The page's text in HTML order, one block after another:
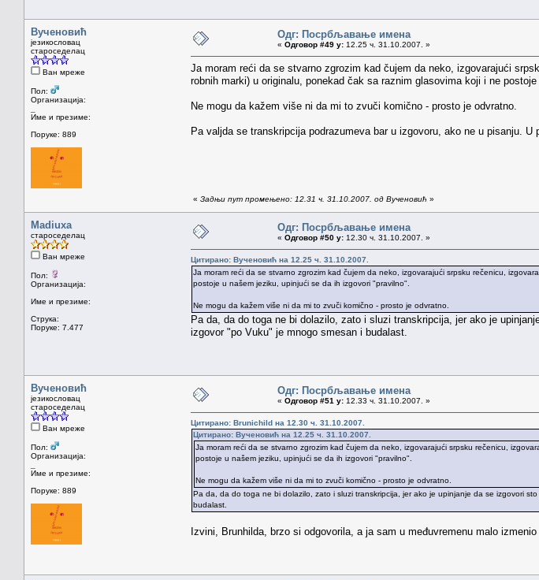
Вученовић
језикословац
староседелац
Ван мреже
Пол:
Организација:
Име и презиме:
Поруке: 889
Одг: Посрбљавање имена
« Одговор #49 у: 12.25 ч. 31.10.2007. »
Ja moram reći da se stvarno zgrozim kad čujem da neko, izgovarajući
robnih marki) u originalu, ponekad čak sa raznim glasovima koji i ne
Ne mogu da kažem više ni da mi to zvuči komično - prosto je odvratno.
Pa valjda se transkripcija podrazumeva bar u izgovoru, ako ne u pisanju.
« Задњи пут промењено: 12.31 ч. 31.10.2007. од Вученовић »
Madiuxa
староседелац
Ван мреже
Пол:
Организација:
Име и презиме:
Струка:
Поруке: 7.477
Одг: Посрбљавање имена
« Одговор #50 у: 12.30 ч. 31.10.2007. »
Цитирано: Вученовић на 12.25 ч. 31.10.2007.
Ja moram reći da se stvarno zgrozim kad čujem da neko, izgovarajući srpsku rečenicu,
postoje u našem jeziku, upinjući se da ih izgovori "pravilno".
Ne mogu da kažem više ni da mi to zvuči komično - prosto je odvratno.
Pa da, da do toga ne bi dolazilo, zato i sluzi transkripcija, jer ako je
izgovor "po Vuku" je mnogo smesan i budalast.
Вученовић
језикословац
староседелац
Ван мреже
Пол:
Организација:
Име и презиме:
Поруке: 889
Одг: Посрбљавање имена
« Одговор #51 у: 12.33 ч. 31.10.2007. »
Цитирано: Brunichild на 12.30 ч. 31.10.2007.
Цитирано: Вученовић на 12.25 ч. 31.10.2007.
Ja moram reći da se stvarno zgrozim kad čujem da neko, izgovarajući srpsku rečenicu,
postoje u našem jeziku, upinjući se da ih izgovori "pravilno".
Ne mogu da kažem više ni da mi to zvuči komično - prosto je odvratno.
Pa da, da do toga ne bi dolazilo, zato i sluzi transkripcija, jer ako je upinjanje da se izgovori
budalast.
Izvini, Brunhilda, brzo si odgovorila, a ja sam u međuvremenu malo